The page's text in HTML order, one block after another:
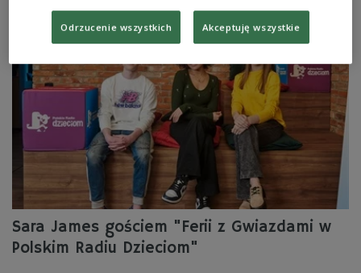
Zobacz więcej na temat:KULTURA animacja edukacja
Małgorzata Raducha
Sara James gościem "Ferii z Gwiazdami w
Polskim Radiu Dzieciom"
Odrzucenie wszystkich Akceptuję wszystkie